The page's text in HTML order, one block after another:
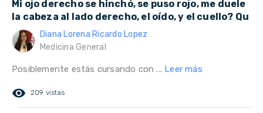
Mi ojo derecho se hinchó, se puso rojo, me duele
la cabeza al lado derecho, el oído, y el cuello? Qu
Diana Lorena Ricardo Lopez
Medicina General
Posiblemente estás cursando con ... Leer más
remove_red_eye 209 vistas